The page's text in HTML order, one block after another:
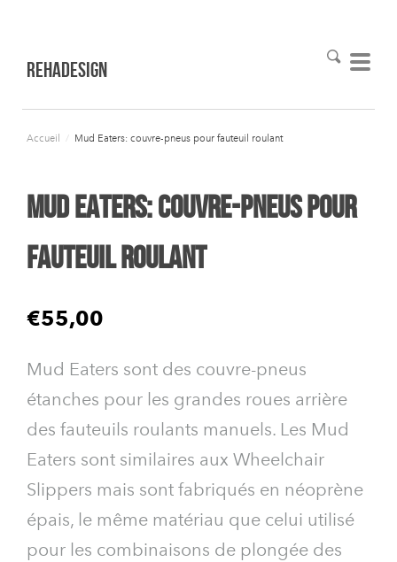
RehaDesign
Accueil / Mud Eaters: couvre-pneus pour fauteuil roulant
Mud Eaters: couvre-pneus pour
fauteuil roulant
€55,00
Mud Eaters sont des couvre-pneus
étanches pour les grandes roues arrière
des fauteuils roulants manuels. Les Mud
Eaters sont similaires aux Wheelchair
Slippers mais sont fabriqués en néoprène
épais, le même matériau que celui utilisé
pour les combinaisons de plongée des